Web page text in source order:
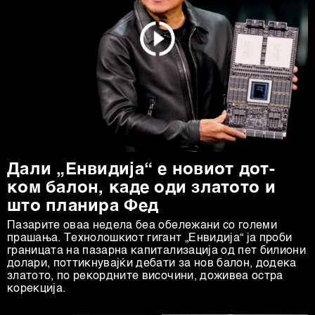
Дали „Енвидија“ е новиот дот-
ком балон, каде оди златото и
што планира Фед
Пазарите оваа недела беа обележани со големи
прашања. Технолошкиот гигант „Енвидија“ ја проби
границата на пазарна капитализација од пет билиони
долари, поттикнувајќи дебати за нов балон, додека
златото, по рекордните височини, доживеа остра
корекција.